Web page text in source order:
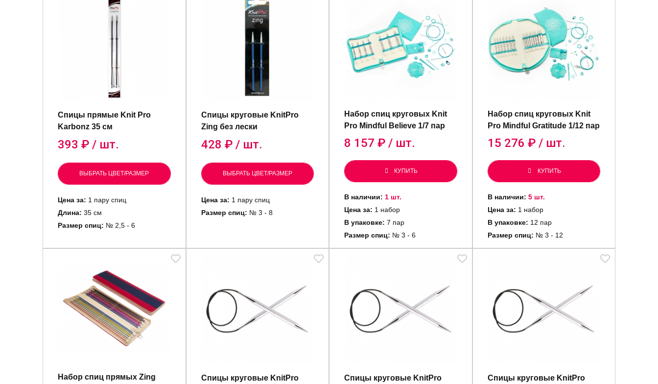
Спицы прямые Knit Pro
Karbonz 35 см
393 ₽ / шт.
ВЫБРАТЬ ЦВЕТ/РАЗМЕР
Цена за: 1 пару спиц
Длина: 35 см
Размер спиц: № 2,5 - 6
Спицы круговые KnitPro
Zing без лески
428 ₽ / шт.
ВЫБРАТЬ ЦВЕТ/РАЗМЕР
Цена за: 1 пару спиц
Размер спиц: № 3 - 8
Набор спиц круговых Knit
Pro Mindful Believe 1/7 пар
8 157 ₽ / шт.
КУПИТЬ
В наличии: 1 шт.
Цена за: 1 набор
В упаковке: 7 пар
Размер спиц: № 3 - 6
Набор спиц круговых Knit
Pro Mindful Gratitude 1/12 пар
15 276 ₽ / шт.
КУПИТЬ
В наличии: 5 шт.
Цена за: 1 набор
В упаковке: 12 пар
Размер спиц: № 3 - 12
Набор спиц прямых Zing
Спицы круговые KnitPro
Спицы круговые KnitPro
Спицы круговые KnitPro